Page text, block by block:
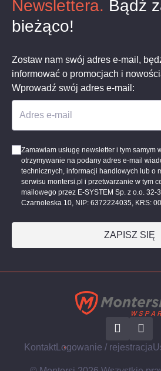
Newslettera. Bądź
bieżąco!
Zostaw nam swój adres e-mail,
informować o promocjach i
Wprowadź swój adres e-mail:
Adres e-mail
Zamawiam usługę newsletter i tym samym
otrzymywanie na podany adres e-mail
technicznych, informacji handlowych lub o
serwisu montersi.pl i przetwarzanie w tym
mailowego przez E-SYSTEM Sp. z o.o. 32-
Czarnoleska 10, NIP: 6372224035, KRS:
ZAPISZ SIĘ
Kontakt Logowanie / rejestracja